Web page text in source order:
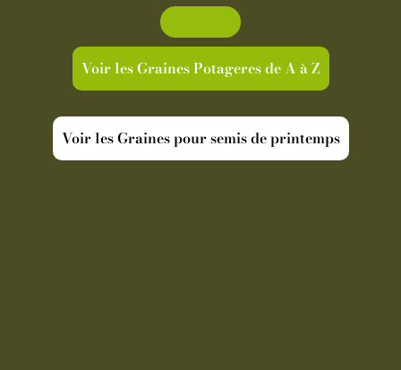
Voir les Graines Potageres de A à Z
Voir les Graines pour semis de printemps